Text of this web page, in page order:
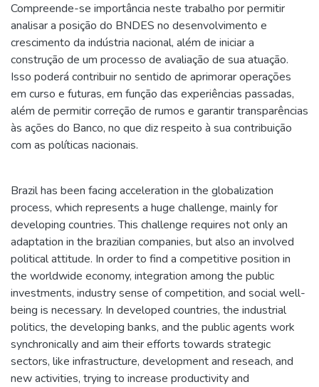
Compreende-se importância neste trabalho por permitir
analisar a posição do BNDES no desenvolvimento e
crescimento da indústria nacional, além de iniciar a
construção de um processo de avaliação de sua atuação.
Isso poderá contribuir no sentido de aprimorar operações
em curso e futuras, em função das experiências passadas,
além de permitir correção de rumos e garantir transparências
às ações do Banco, no que diz respeito à sua contribuição
com as políticas nacionais.
Brazil has been facing acceleration in the globalization
process, which represents a huge challenge, mainly for
developing countries. This challenge requires not only an
adaptation in the brazilian companies, but also an involved
political attitude. In order to find a competitive position in
the worldwide economy, integration among the public
investments, industry sense of competition, and social well-
being is necessary. In developed countries, the industrial
politics, the developing banks, and the public agents work
synchronically and aim their efforts towards strategic
sectors, like infrastructure, development and reseach, and
new activities, trying to increase productivity and